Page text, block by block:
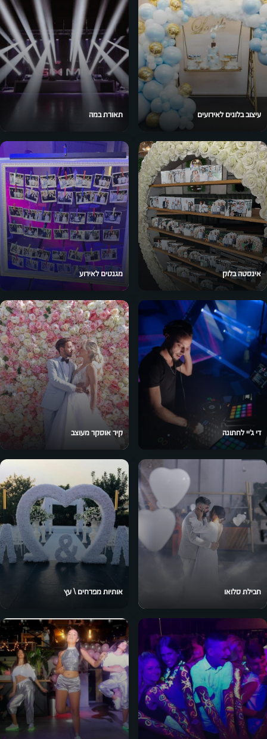
עיצוב בלונים לאירועים תאורת במה
אינסטה בלוק מגנטים לאירוע
די ג'יי לחתונה קיר אוסקר מעוצב
חבילת סלואו אותיות מפרחים \ עץ